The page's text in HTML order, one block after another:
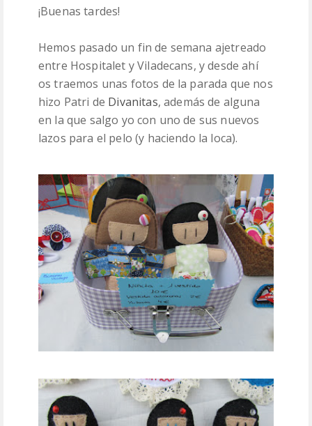
¡Buenas tardes!
Hemos pasado un fin de semana ajetreado
entre Hospitalet y Viladecans, y desde ahí
os traemos unas fotos de la parada que nos
hizo Patri de Divanitas, además de alguna
en la que salgo yo con uno de sus nuevos
lazos para el pelo (y haciendo la loca).